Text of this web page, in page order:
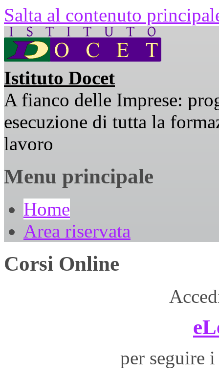
Salta al contenuto
Istituto Docet
A fianco delle Imprese:
esecuzione di tutta la
lavoro
Menu principale
Home
Area riservata
Corsi Online
per seguire